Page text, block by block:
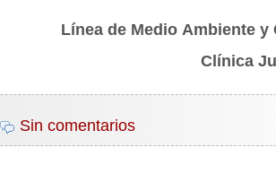
Línea de Medio Ambiente
Clínica
Sin comentarios